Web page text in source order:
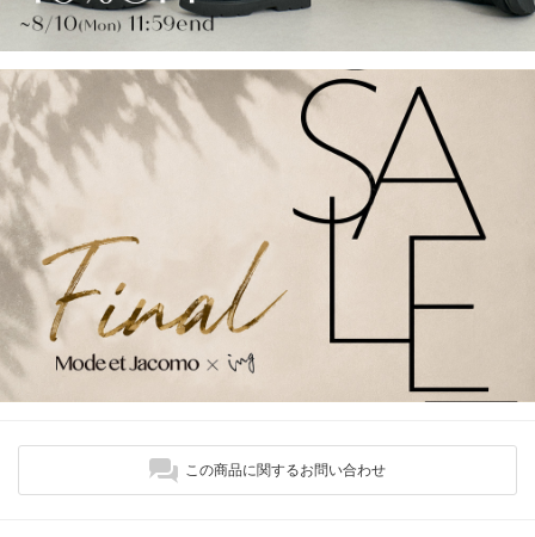
この商品に関するお問い合わせ